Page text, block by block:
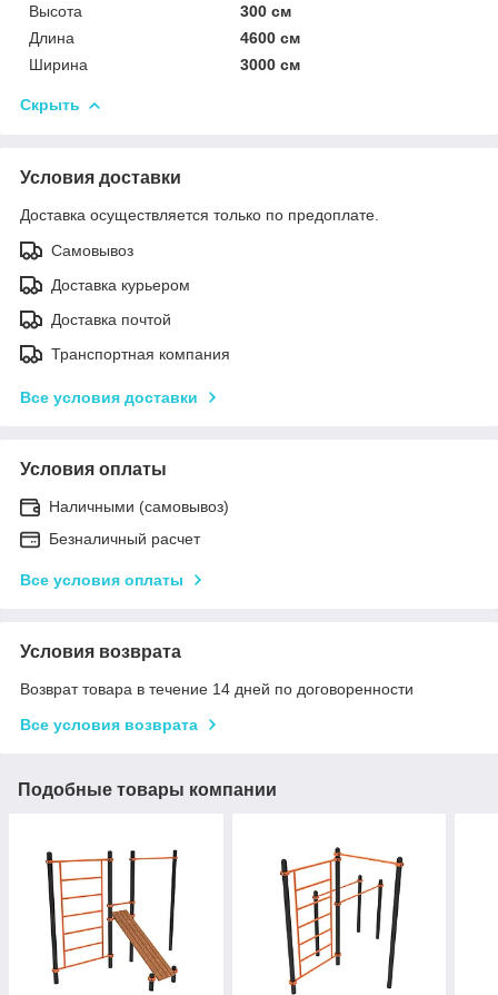
Высота
300 см
Длина
4600 см
Ширина
3000 см
Скрыть
Условия доставки
Доставка осуществляется только по предоплате.
Самовывоз
Доставка курьером
Доставка почтой
Транспортная компания
Все условия доставки
Условия оплаты
Наличными (самовывоз)
Безналичный расчет
Все условия оплаты
Условия возврата
Возврат товара в течение 14 дней по договоренности
Все условия возврата
Подобные товары компании